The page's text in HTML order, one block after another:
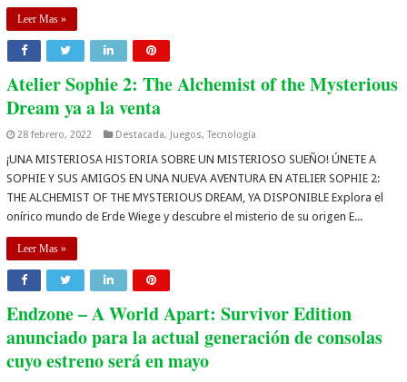
Leer Mas »
Atelier Sophie 2: The Alchemist of the Mysterious
Dream ya a la venta
28 febrero, 2022 Destacada, Juegos,Tecnología
¡UNA MISTERIOSA HISTORIA SOBRE UN MISTERIOSO SUEÑO! ÚNETE A
SOPHIE Y SUS AMIGOS EN UNA NUEVA AVENTURA EN ATELIER SOPHIE 2:
THE ALCHEMIST OF THE MYSTERIOUS DREAM, YA DISPONIBLE Explora el
onírico mundo de Erde Wiege y descubre el misterio de su origen E...
Leer Mas »
Endzone – A World Apart: Survivor Edition
anunciado para la actual generación de consolas
cuyo estreno será en mayo